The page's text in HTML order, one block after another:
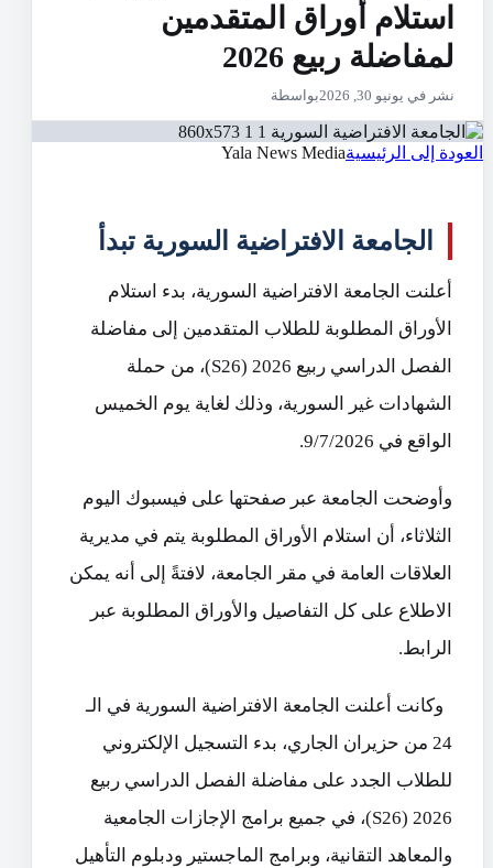
استلام أوراق المتقدمين
لمفاضلة ربيع ‌‏2026‏
نشر في يونيو 30, 2026 بواسطة
العودة إلى الرئيسيةYala News Media
الجامعة الافتراضية السورية تبدأ
أعلنت الجامعة الافتراضية السورية، بدء استلام
الأوراق المطلوبة للطلاب ‏المتقدمين إلى مفاضلة
الفصل الدراسي ربيع 2026 (‏S26‌‏)، من حملة
‏الشهادات غير السورية، وذلك لغاية يوم الخميس
الواقع في 9/7/2026.
‏وأوضحت الجامعة عبر صفحتها على فيسبوك اليوم
الثلاثاء، أن استلام ‏الأوراق المطلوبة يتم في مديرية
العلاقات العامة في مقر الجامعة، لافتةً إلى ‏أنه يمكن
الاطلاع على كل التفاصيل والأوراق المطلوبة عبر
الرابط.
‏ ‏‎‏ ‏وكانت أعلنت الجامعة الافتراضية السورية في الـ
24 من حزيران الجاري، ‏بدء التسجيل الإلكتروني
للطلاب الجدد على مفاضلة الفصل الدراسي ربيع
‌‏2026 (‏S26‌‏)، في جميع برامج الإجازات الجامعية
والمعاهد التقانية، ‏وبرامج الماجستير ودبلوم التأهيل